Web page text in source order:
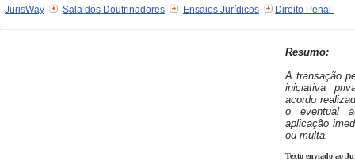
JurisWay Sala dos Doutrinadores Ensaios Jurídicos Direito Penal
Resumo:
A transação
iniciativa
acordo
o eventual
aplicação
ou multa.
Texto enviado ao